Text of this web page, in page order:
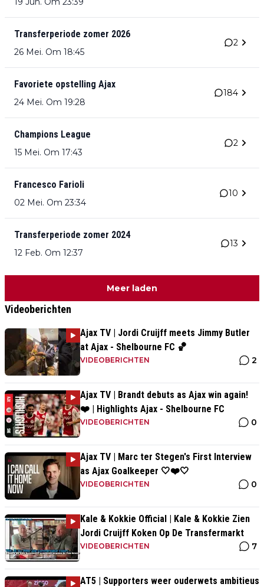
Transferperiode zomer 2026
26 Mei. Om 18:45
2
Favoriete opstelling Ajax
24 Mei. Om 19:28
184
Champions League
15 Mei. Om 17:43
2
Francesco Farioli
02 Mei. Om 23:34
10
Transferperiode zomer 2024
12 Feb. Om 12:37
13
Meer laden
Videoberichten
Ajax TV | Jordi Cruijff meets Jimmy Butler
at Ajax - Shelbourne FC 🏀
VIDEOBERICHTEN 2
Ajax TV | Brandt debuts as Ajax win again!
❤️ | Highlights Ajax - Shelbourne FC
VIDEOBERICHTEN 0
Ajax TV | Marc ter Stegen's First Interview
as Ajax Goalkeeper 🤍❤️🤍
VIDEOBERICHTEN 0
Kale & Kokkie Official | Kale & Kokkie Zien
Jordi Cruijff Koken Op De Transfermarkt
VIDEOBERICHTEN 7
AT5 | Supporters weer ouderwets ambitieus